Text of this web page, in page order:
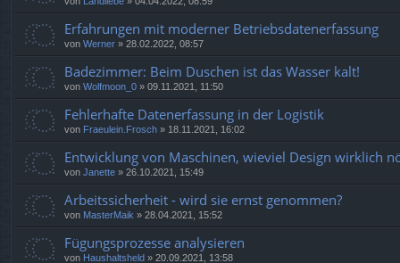
Erfahrungen mit moderner Betriebsdatenerfassung
von Werner » 28.02.2022, 08:57
Badezimmer: Beim Duschen ist das Wasser kalt!
von Wolfmoon_0 » 09.11.2021, 11:50
Fehlerhafte Datenerfassung in der Logistik
von Fraeulein.Frosch » 18.11.2021, 16:02
Entwicklung von Maschinen, wieviel Design wirklich
von Janette » 26.10.2021, 15:49
Arbeitssicherheit - wird sie ernst genommen?
von MasterMaik » 28.04.2021, 15:52
Fügungsprozesse analysieren
von Haushaltsheld » 20.09.2021, 13:58